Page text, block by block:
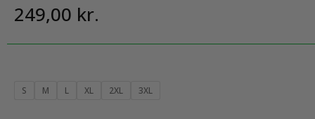
249,00 kr.
S M L XL 2XL 3XL